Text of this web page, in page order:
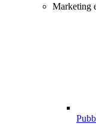
Marketing